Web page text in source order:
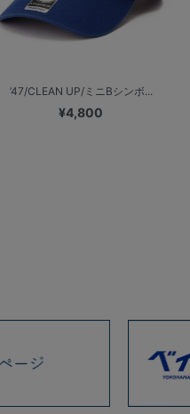
’47/CLEAN UP/ミニBシンボ...
¥4,800